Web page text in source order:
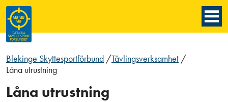
Blekinge Skyttesportförbund /Tävlingsverksamhet /
Låna utrustning
Låna utrustning